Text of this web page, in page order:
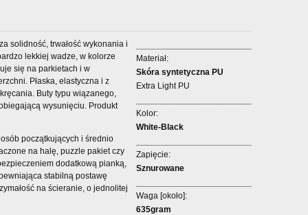
solidność, trwałość wykonania i
lekkiej wadze, w kolorze
się na parkietach i w
Płaska, elastyczna i z
Buty typu wiązanego,
wysunięciu. Produkt
początkujących i średnio
na halę, puzzle pakiet czy
dodatkową pianką,
stabilną postawę
na ścieranie, o jednolitej
Materiał:
Skóra syntetyczna PU
Extra Light PU
Kolor:
White-Black
Zapięcie:
Sznurowane
Waga [około]:
635gram